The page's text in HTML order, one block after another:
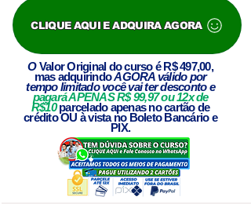
CLIQUE AQUI E ADQUIRA AGORA
OValor Original do curso é R$ 497,00,
mas adquirindoAGORA válido por
tempo limitado você vai ter desconto e
pagará APENAS R$99,97ou 12x de
R$10parcelado apenas no cartão de
crédito OU à vista no Boleto Bancário e
PIX.